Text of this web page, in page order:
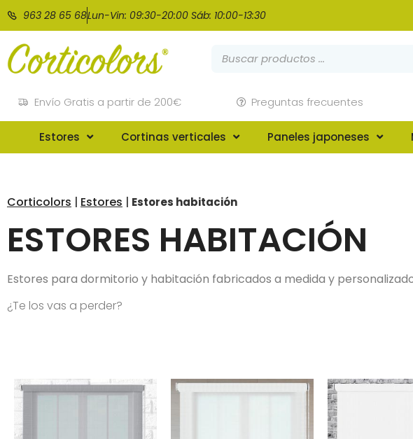
963 28 65 68Lun-Vin: 09:30-20:00 Sáb: 10:00-13:30
Envío Gratis a partir de 200€ Preguntas frecuentes
Estores Cortinas verticales Paneles japoneses
Corticolors | Estores | Estores habitación
ESTORES HABITACIÓN
Estores para dormitorio y habitación fabricados a medida y
¿Te los vas a perder?